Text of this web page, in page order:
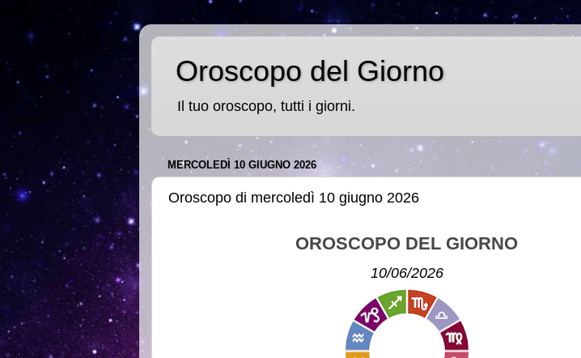
Oroscopo del Giorno
Il tuo oroscopo, tutti i giorni.
MERCOLEDÌ 10 GIUGNO 2026
Oroscopo di mercoledì 10 giugno 2026
OROSCOPO DEL GIORNO
10/06/2026